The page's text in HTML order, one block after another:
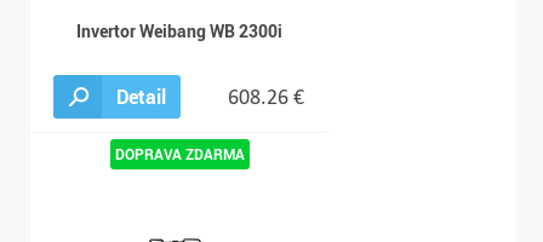
Invertor Weibang WB 2300i
Detail 608.26 €